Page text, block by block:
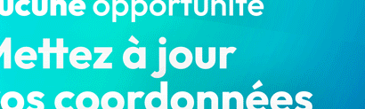
êtes verbalisé, vous disposez d’un
Dans ce délai, on ne vous
ces trois jours, qu’on commence par
ne venez pas chercher votre moyen de
».